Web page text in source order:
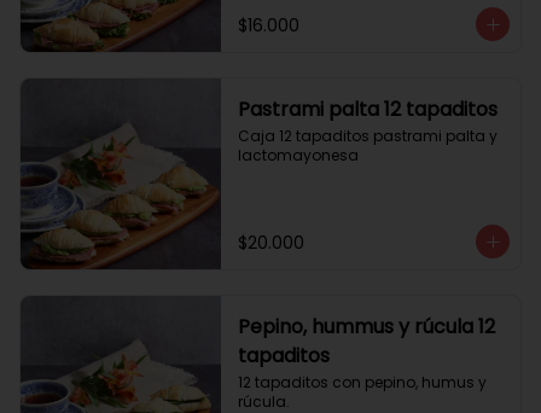
$16.000
Pastrami palta 12 tapaditos
Caja 12 tapaditos pastrami palta y
lactomayonesa
$20.000
Pepino, hummus y rúcula 12
tapaditos
12 tapaditos con pepino, humus y
rúcula.